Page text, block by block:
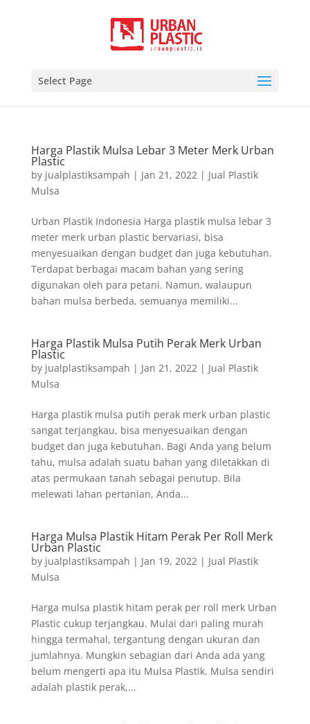
Select Page
Harga Plastik Mulsa Lebar 3 Meter Merk Urban
Plastic
by jualplastiksampah | Jan 21, 2022| Jual Plastik
Mulsa
Urban Plastik Indonesia Harga plastik mulsa lebar 3
meter merk urban plastic bervariasi, bisa
menyesuaikan dengan budget dan juga kebutuhan.
Terdapat berbagai macam bahan yang sering
digunakan oleh para petani. Namun, walaupun
bahan mulsa berbeda, semuanya memiliki...
Harga Plastik Mulsa Putih Perak Merk Urban
Plastic
by jualplastiksampah | Jan 21, 2022| Jual Plastik
Mulsa
Harga plastik mulsa putih perak merk urban plastic
sangat terjangkau, bisa menyesuaikan dengan
budget dan juga kebutuhan. Bagi Anda yang belum
tahu, mulsa adalah suatu bahan yang diletakkan di
atas permukaan tanah sebagai penutup. Bila
melewati lahan pertanian, Anda...
Harga Mulsa Plastik Hitam Perak Per Roll Merk
Urban Plastic
by jualplastiksampah | Jan 19, 2022| Jual Plastik
Mulsa
Harga mulsa plastik hitam perak per roll merk Urban
Plastic cukup terjangkau. Mulai dari paling murah
hingga termahal, tergantung dengan ukuran dan
jumlahnya. Mungkin sebagian dari Anda ada yang
belum mengerti apa itu Mulsa Plastik. Mulsa sendiri
adalah plastik perak,...